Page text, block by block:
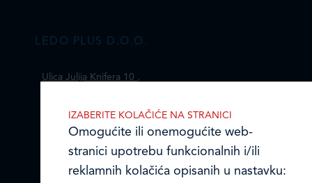
LEDO PLUS D.O.O.
Ulica Julija Knifera 10 ,
TEL: +385 (0)1 2385 555
ledo@ledo.hr
OIB 07179054100
Matični broj (MB): 4938763
IZABERITE KOLAČIĆE NA STRANICI
Omogućite ili onemogućite web-
stranici upotrebu funkcionalnih i/ili
reklamnih kolačića opisanih u nastavku: